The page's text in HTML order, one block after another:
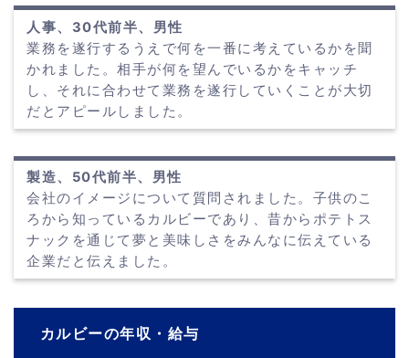
人事、30代前半、男性
業務を遂行するうえで何を一番に考えているかを聞
かれました。相手が何を望んでいるかをキャッチ
し、それに合わせて業務を遂行していくことが大切
だとアピールしました。
製造、50代前半、男性
会社のイメージについて質問されました。子供のこ
ろから知っているカルビーであり、昔からポテトス
ナックを通じて夢と美味しさをみんなに伝えている
企業だと伝えました。
カルビーの年収・給与